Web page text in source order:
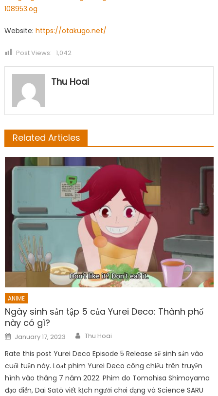
108953.og
Website: https://otakugo.net/
Post Views: 1,042
Thu Hoai
Related Articles
ANIME
Ngày sinh sản tập 5 của Yurei Deco: Thành phố
này có gì?
Posted
on
January 17, 2023 Author
Thu Hoai
Rate this post Yurei Deco Episode 5 Release sẽ sinh sản vào
cuối tuần này. Loạt phim Yurei Deco công chiếu trên truyền
hình vào tháng 7 năm 2022. Phim do Tomohisa Shimoyama
đạo diễn, Dai Satō viết kịch người chơi dạng và Science SARU